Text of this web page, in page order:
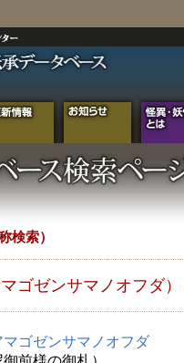
検索）
ゴゼンサマノオフダ）
マゴゼンサマノオフダ